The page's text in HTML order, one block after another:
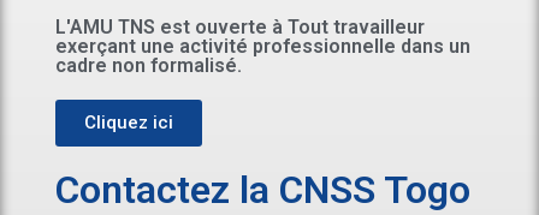
L'AMU TNS est ouverte à Tout travailleur
exerçant une activité professionnelle dans un
cadre non formalisé.
Cliquez ici
Contactez la CNSS Togo